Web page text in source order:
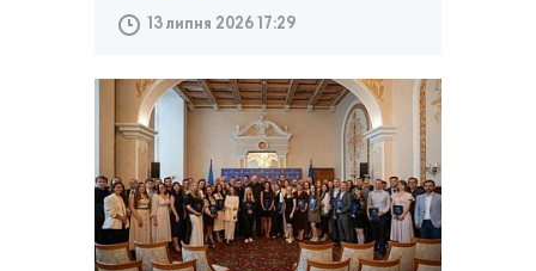
13 липня 2026 17:29